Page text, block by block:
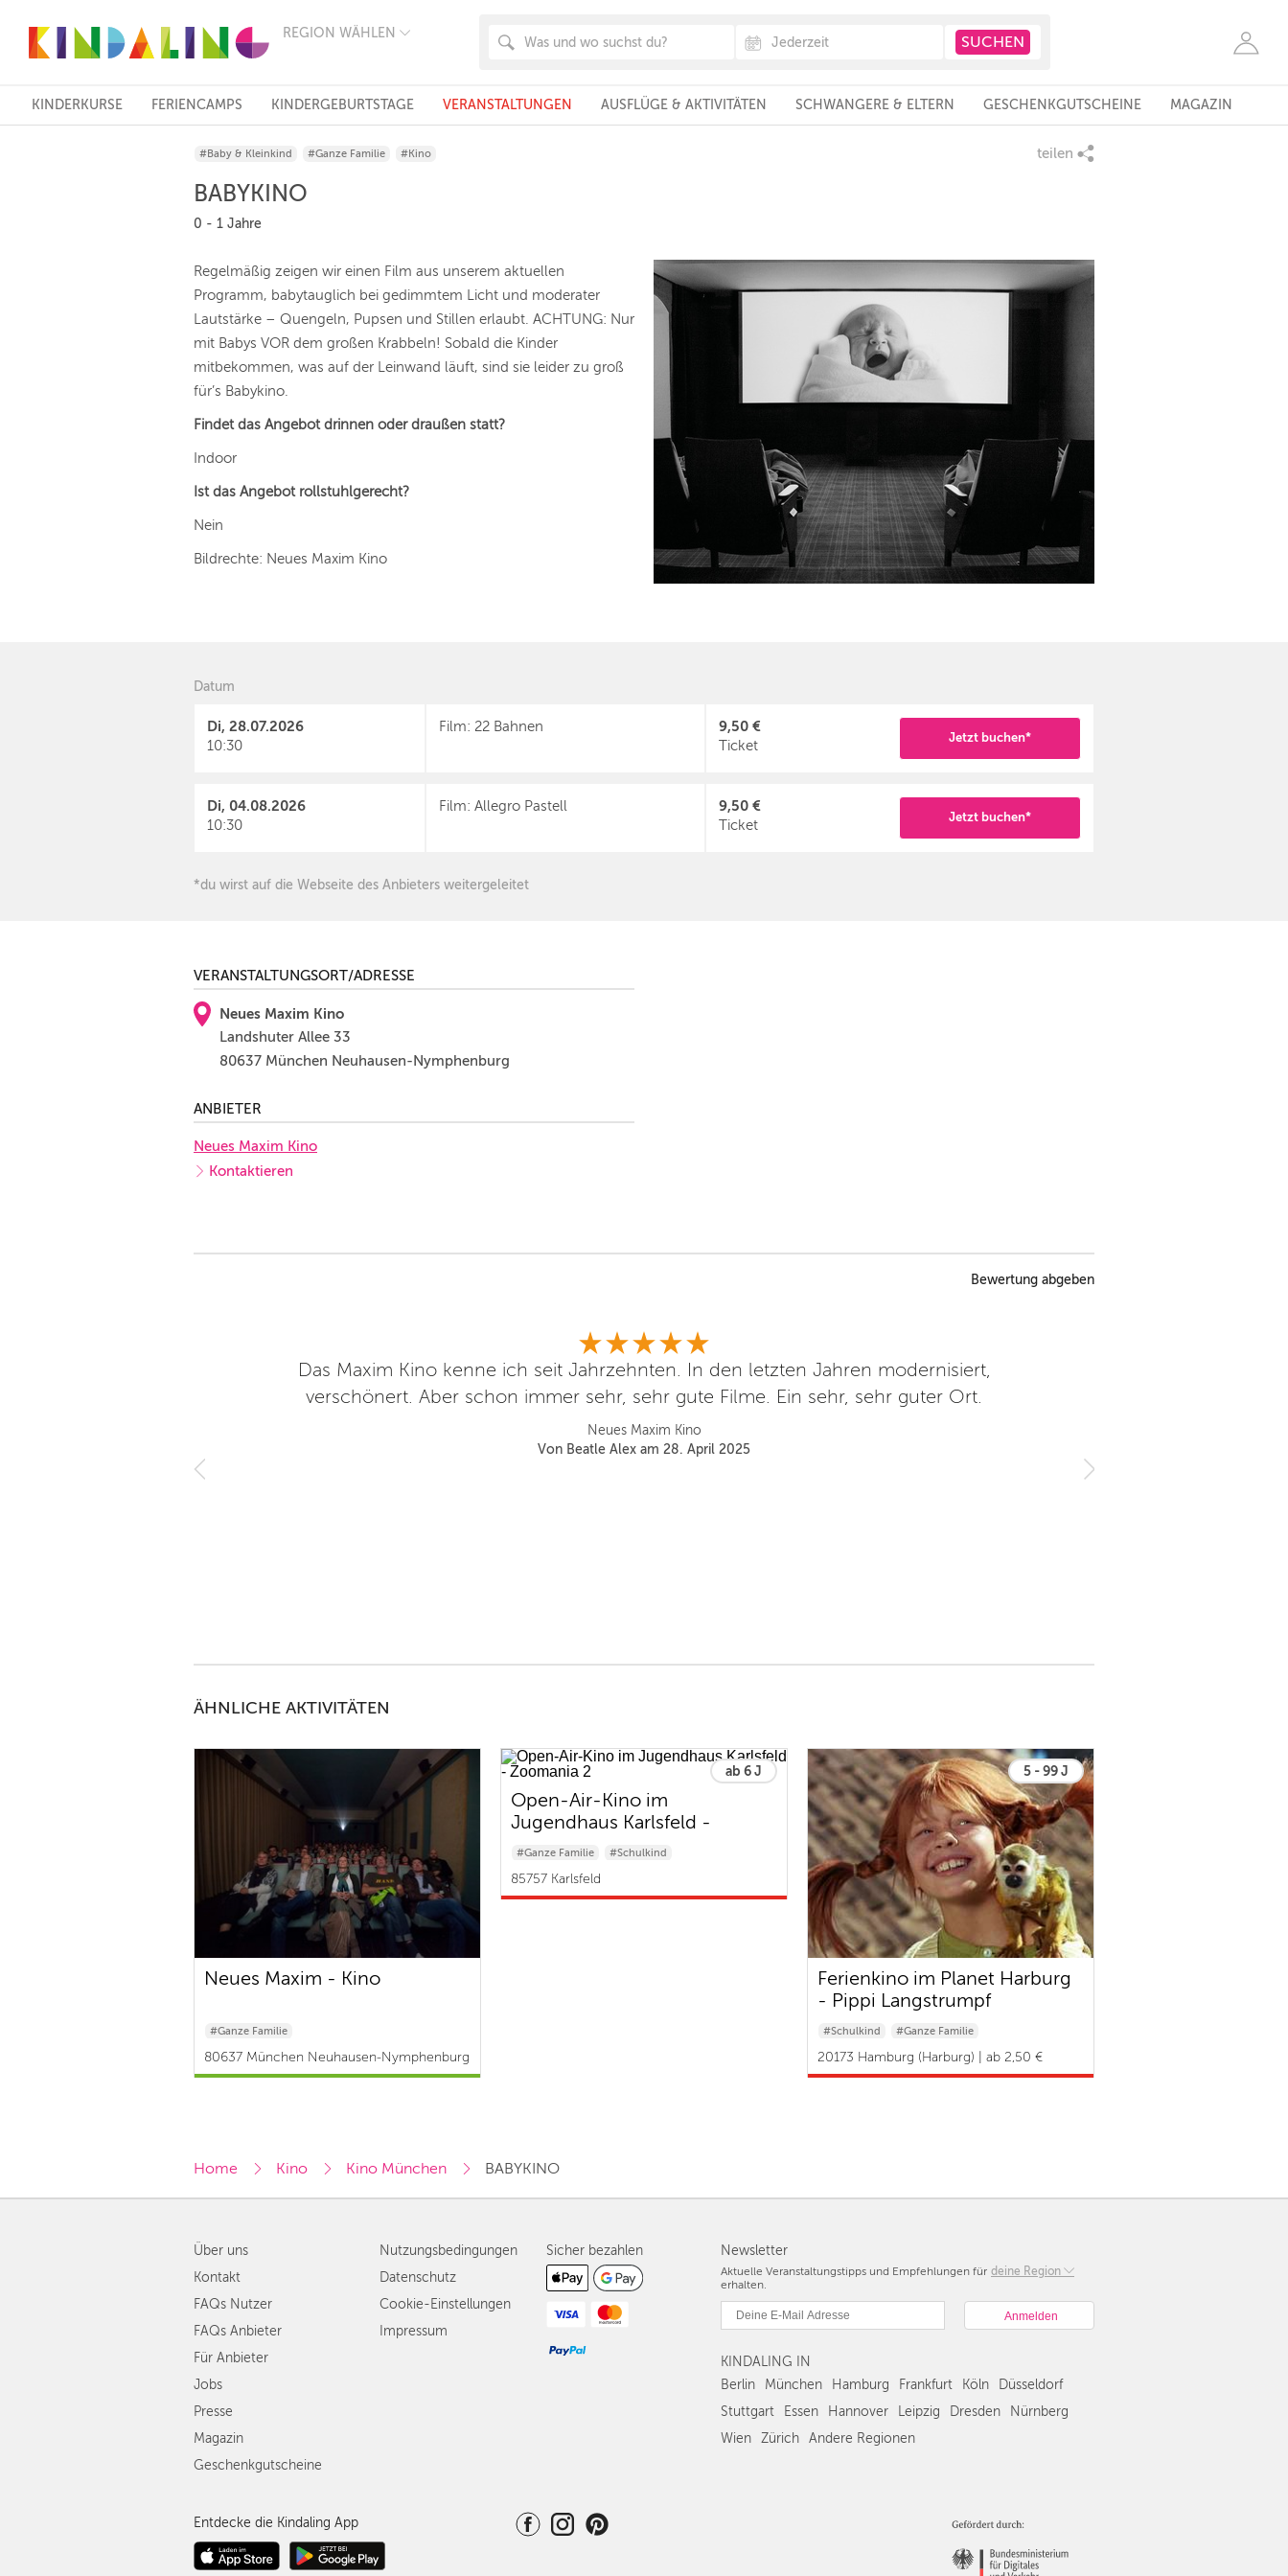
REGION WÄHLEN
FRANKFURT
KÖLN
STUTTGART
ESSEN
HANNOVER
WIEN
ZÜRICH
ANDERE
REGIONEN
KINDERKURSE FERIENCAMPS KINDERGEBURTSTAGE VERANSTALTUNGEN AUSFLÜGE & AKTIVITÄTEN SCHWANGERE & ELTERN GESCHENKGUTSCHEINE MAGAZIN
#Baby & Kleinkind #Ganze Familie #Kino teilen
BABYKINO
0 - 1 Jahre
Regelmäßig zeigen wir einen Film aus unserem aktuellen
Programm, babytauglich bei gedimmtem Licht und moderater
Lautstärke – Quengeln, Pupsen und Stillen erlaubt. ACHTUNG: Nur
mit Babys VOR dem großen Krabbeln! Sobald die Kinder
mitbekommen, was auf der Leinwand läuft, sind sie leider zu groß
für’s Babykino.
Findet das Angebot drinnen oder draußen statt?
Indoor
Ist das Angebot rollstuhlgerecht?
Nein
Bildrechte: Neues Maxim Kino
Datum
Di, 28.07.2026
10:30
Film: 22 Bahnen 9,50 €
Ticket
Jetzt buchen*
Di, 04.08.2026
10:30
Film: Allegro Pastell 9,50 €
Ticket
Jetzt buchen*
*du wirst auf die Webseite des Anbieters weitergeleitet
VERANSTALTUNGSORT/ADRESSE
Neues Maxim Kino
Landshuter Allee 33
80637 München Neuhausen-Nymphenburg
ANBIETER
Neues Maxim Kino
Kontaktieren
Bewertung abgeben
Das Maxim Kino kenne ich seit Jahrzehnten. In den letzten Jahren modernisiert,
verschönert. Aber schon immer sehr, sehr gute Filme. Ein sehr, sehr guter Ort.
Neues Maxim Kino
Von Beatle Alex am 28. April 2025
ÄHNLICHE AKTIVITÄTEN
Neues Maxim - Kino
#Ganze Familie
80637 München Neuhausen-Nymphenburg
ab 6 J
Open-Air-Kino im
Jugendhaus Karlsfeld -
Zoomania 2
#Ganze Familie #Schulkind
85757 Karlsfeld
5 - 99 J
Ferienkino im Planet Harburg
- Pippi Langstrumpf
#Schulkind #Ganze Familie
20173 Hamburg (Harburg) | ab 2,50 €
Home Kino Kino München BABYKINO
Newsletter
Aktuelle Veranstaltungstipps und Empfehlungen für deine Region
Berlin
Hamburg
Düsseldorf
Stuttgart
Nürnberg
Wien
Zürich
erhalten.
KINDALING IN
Berlin
München Hamburg Frankfurt Köln
Düsseldorf
Stuttgart
Essen Hannover Leipzig Dresden
Nürnberg
Wien
Zürich Andere Regionen
Über uns
Kontakt
FAQs Nutzer
FAQs Anbieter
Für Anbieter
Jobs
Presse
Magazin
Geschenkgutscheine
Nutzungsbedingungen
Datenschutz
Cookie-Einstellungen
Impressum
Sicher bezahlen
Entdecke die Kindaling App